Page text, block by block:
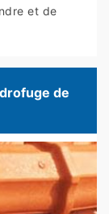
et de
de